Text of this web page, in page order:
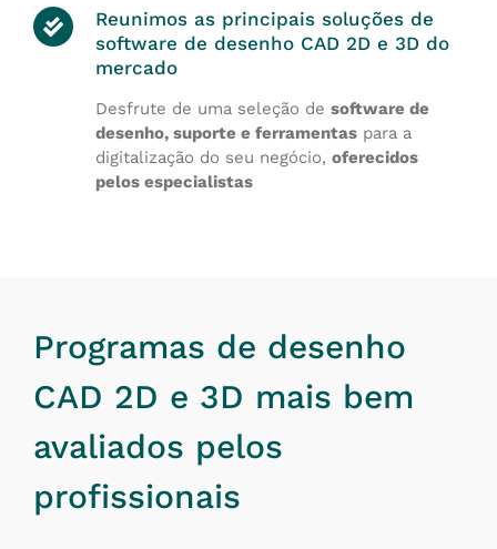
Reunimos as principais soluções de
software de desenho CAD 2D e 3D do
mercado
Desfrute de uma seleção de software de
desenho, suporte e ferramentaspara a
digitalização do seu negócio, oferecidos
pelos especialistas
Programas de desenho
CAD 2D e 3D mais bem
avaliados pelos
profissionais